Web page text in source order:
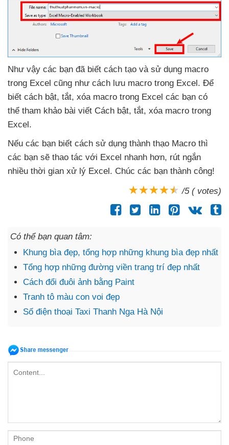
Như vậy các bạn đã biết cách tạo và sử dụng macro
trong Excel cũng như cách lưu macro trong Excel. Để
biết cách bật, tắt, xóa macro trong Excel các bạn có
thể tham khảo bài viết Cách bật, tắt, xóa macro trong
Excel.
Nếu các bạn biết cách sử dụng thành thạo Macro thì
các bạn sẽ thao tác với Excel nhanh hơn, rút ngắn
nhiều thời gian xử lý Excel. Chúc các bạn thành công!
/5 ( votes)
Có thể bạn quan tâm:
Khung bìa đẹp, tổng hợp những khung bìa đẹp nhất
Tổng hợp những đường viền trang trí đẹp nhất
Cách đổi đuôi ảnh bằng Paint
Tranh tô màu con voi đẹp
Số điện thoại Taxi Thanh Nga Hà Nội